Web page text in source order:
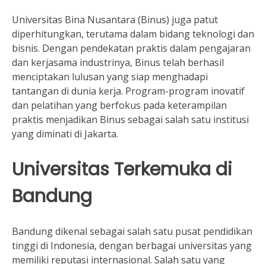
Universitas Bina Nusantara (Binus) juga patut
diperhitungkan, terutama dalam bidang teknologi dan
bisnis. Dengan pendekatan praktis dalam pengajaran
dan kerjasama industrinya, Binus telah berhasil
menciptakan lulusan yang siap menghadapi
tantangan di dunia kerja. Program-program inovatif
dan pelatihan yang berfokus pada keterampilan
praktis menjadikan Binus sebagai salah satu institusi
yang diminati di Jakarta.
Universitas Terkemuka di
Bandung
Bandung dikenal sebagai salah satu pusat pendidikan
tinggi di Indonesia, dengan berbagai universitas yang
memiliki reputasi internasional. Salah satu yang